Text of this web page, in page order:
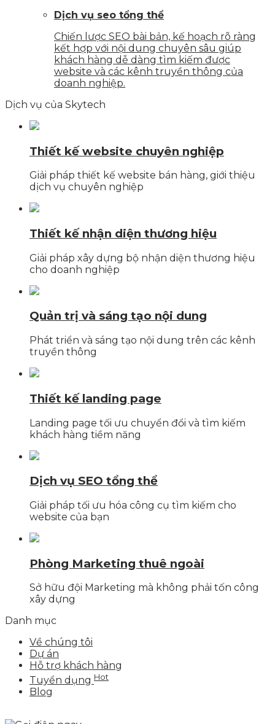
Dịch vụ seo tổng thể
Chiến lược SEO bài bản, kế hoạch rõ ràng
kết hợp với nội dung chuyên sâu giúp
khách hàng dễ dàng tìm kiếm được
website và các kênh truyền thông của
doanh nghiệp.
Dịch vụ của Skytech
Thiết kế website chuyên nghiệp
Giải pháp thiết kế website bán hàng, giới thiệu
dịch vụ chuyên nghiệp
Thiết kế nhận diện thương hiệu
Giải pháp xây dựng bộ nhận diện thương hiệu
cho doanh nghiệp
Quản trị và sáng tạo nội dung
Phát triển và sáng tạo nội dung trên các kênh
truyền thông
Thiết kế landing page
Landing page tối ưu chuyển đổi và tìm kiếm
khách hàng tiềm năng
Dịch vụ SEO tổng thể
Giải pháp tối ưu hóa công cụ tìm kiếm cho
website của bạn
Phòng Marketing thuê ngoài
Sở hữu đội Marketing mà không phải tốn công
xây dựng
Danh mục
Về chúng tôi
Dự án
Hỗ trợ khách hàng
Tuyển dụng Hot
Blog